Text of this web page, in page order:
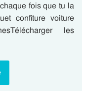
fois que tu la
confiture voiture
les